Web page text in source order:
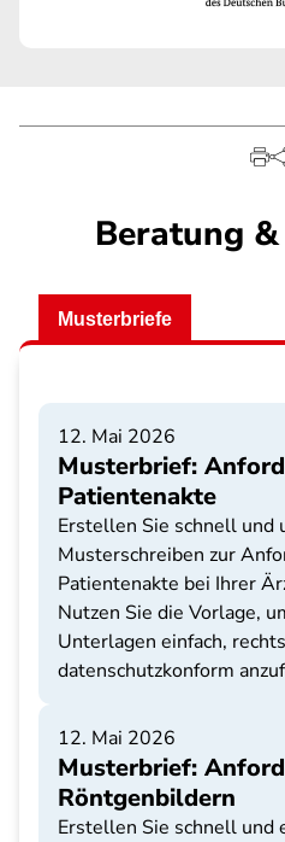
Beratung
Musterbriefe
12. Mai 2026
Musterbrief:
Patientenakte
Erstellen Sie schnell und
Musterschreiben zur
Patientenakte bei Ihrer
Nutzen Sie die Vorlage,
Unterlagen einfach,
datenschutzkonform
12. Mai 2026
Musterbrief:
Röntgenbildern
Erstellen Sie schnell und